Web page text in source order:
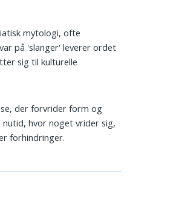
mytologi, ofte
på 'slanger' leverer ordet
sig til kulturelle
der forvrider form og
hvor noget vrider sig,
forhindringer.